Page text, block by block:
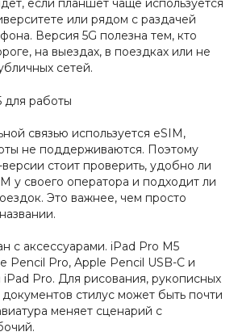
если планшет чаще используется
или рядом с раздачей
Версия 5G полезна тем, кто
на выездах, в поездках или не
сетей.
связью используется eSIM,
не поддерживаются. Поэтому
стоит проверить, удобно ли
у своего оператора и подходит ли
Это важнее, чем просто
с аксессуарами. iPad Pro M5
Pencil Pro, Apple Pencil USB-C и
Pro. Для рисования, рукописных
стилус может быть почти
меняет сценарий с